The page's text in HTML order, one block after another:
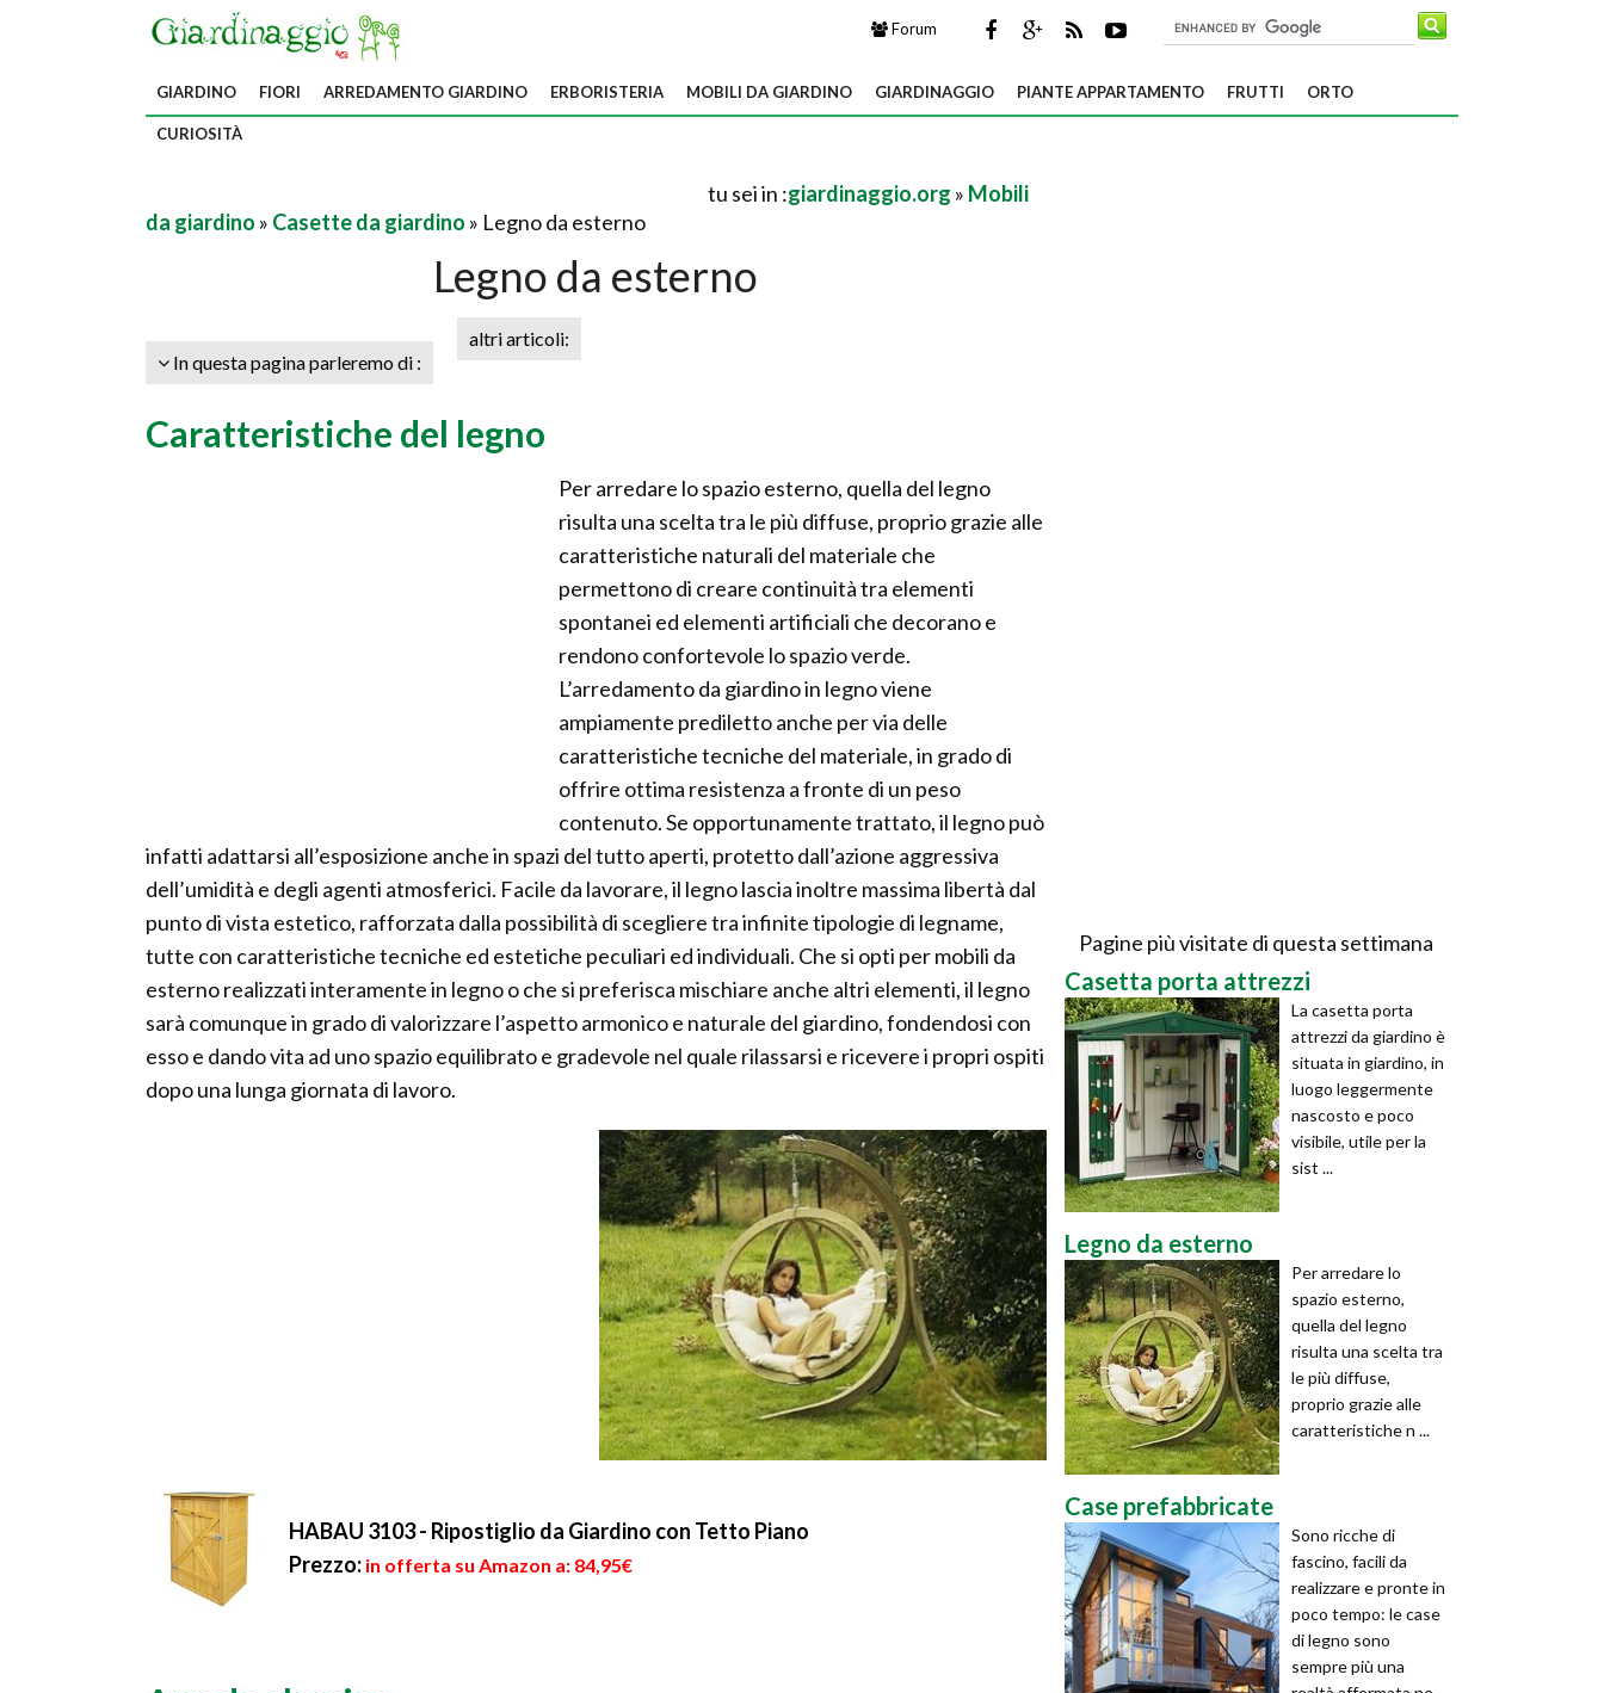
Forum
GIARDINO FIORI ARREDAMENTO GIARDINO ERBORISTERIA MOBILI DA GIARDINO GIARDINAGGIO PIANTE APPARTAMENTO FRUTTI ORTO
CURIOSITÀ
tu sei in :giardinaggio.org » Mobili
da giardino » Casette da giardino » Legno da esterno
Legno da esterno
In questa pagina parleremo di :
altri articoli:
Caratteristiche del legno
Per arredare lo spazio esterno, quella del legno
risulta una scelta tra le più diffuse, proprio grazie alle
caratteristiche naturali del materiale che
permettono di creare continuità tra elementi
spontanei ed elementi artificiali che decorano e
rendono confortevole lo spazio verde.
L’arredamento da giardino in legno viene
ampiamente prediletto anche per via delle
caratteristiche tecniche del materiale, in grado di
offrire ottima resistenza a fronte di un peso
contenuto. Se opportunamente trattato, il legno può
infatti adattarsi all’esposizione anche in spazi del tutto aperti, protetto dall’azione aggressiva
dell’umidità e degli agenti atmosferici. Facile da lavorare, il legno lascia inoltre massima libertà dal
punto di vista estetico, rafforzata dalla possibilità di scegliere tra infinite tipologie di legname,
tutte con caratteristiche tecniche ed estetiche peculiari ed individuali. Che si opti per mobili da
esterno realizzati interamente in legno o che si preferisca mischiare anche altri elementi, il legno
sarà comunque in grado di valorizzare l’aspetto armonico e naturale del giardino, fondendosi con
esso e dando vita ad uno spazio equilibrato e gradevole nel quale rilassarsi e ricevere i propri ospiti
dopo una lunga giornata di lavoro.
HABAU 3103 - Ripostiglio da Giardino con Tetto Piano
Prezzo: in offerta su Amazon a: 84,95€
Pagine più visitate di questa settimana
Casetta porta attrezzi
La casetta porta
attrezzi da giardino è
situata in giardino, in
luogo leggermente
nascosto e poco
visibile, utile per la
sist ...
Legno da esterno
Per arredare lo
spazio esterno,
quella del legno
risulta una scelta tra
le più diffuse,
proprio grazie alle
caratteristiche n ...
Case prefabbricate
Sono ricche di
fascino, facili da
realizzare e pronte in
poco tempo: le case
di legno sono
sempre più una